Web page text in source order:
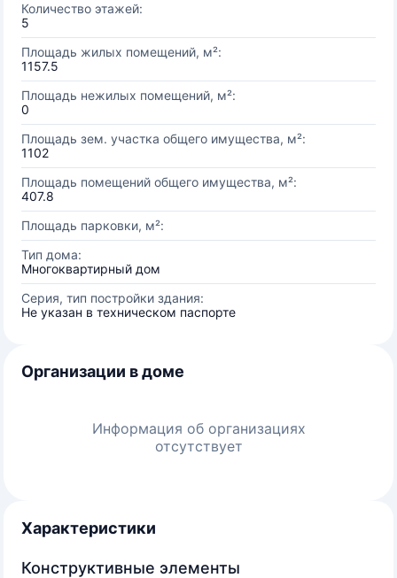
Количество этажей:
5
Площадь жилых помещений, м²:
1157.5
Площадь нежилых помещений, м²:
0
Площадь зем. участка общего имущества, м²:
1102
Площадь помещений общего имущества, м²:
407.8
Площадь парковки, м²:
Тип дома:
Многоквартирный дом
Серия, тип постройки здания:
Не указан в техническом паспорте
Организации в доме
Информация об организациях
отсутствует
Характеристики
Конструктивные элементы